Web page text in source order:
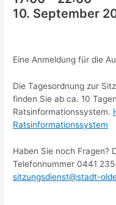
10. September
Eine Anmeldung für die
Die Tagesordnung zur
finden Sie ab ca. 10
Ratsinformationssystem.
Ratsinformationssystem
Haben Sie noch Fragen?
Telefonnummer 0441
sitzungsdienst@stadt-